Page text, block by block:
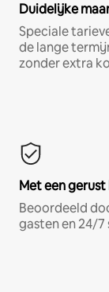
Duidelijke
Speciale
de lange
zonder extra
Met een
Beoordeeld
gasten en 24/